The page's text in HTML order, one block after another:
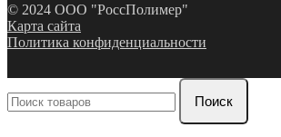
© 2024 ООО "РоссПолимер"
Карта сайта
Политика конфиденциальности
Поиск